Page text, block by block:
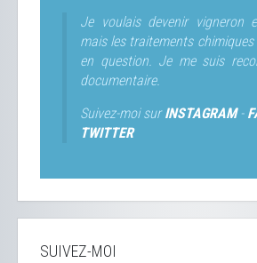
Je voulais devenir vigneron
mais les traitements
en question. Je me suis
documentaire.
Suivez-moi surINSTAGRAM-
TWITTER
SUIVEZ-MOI